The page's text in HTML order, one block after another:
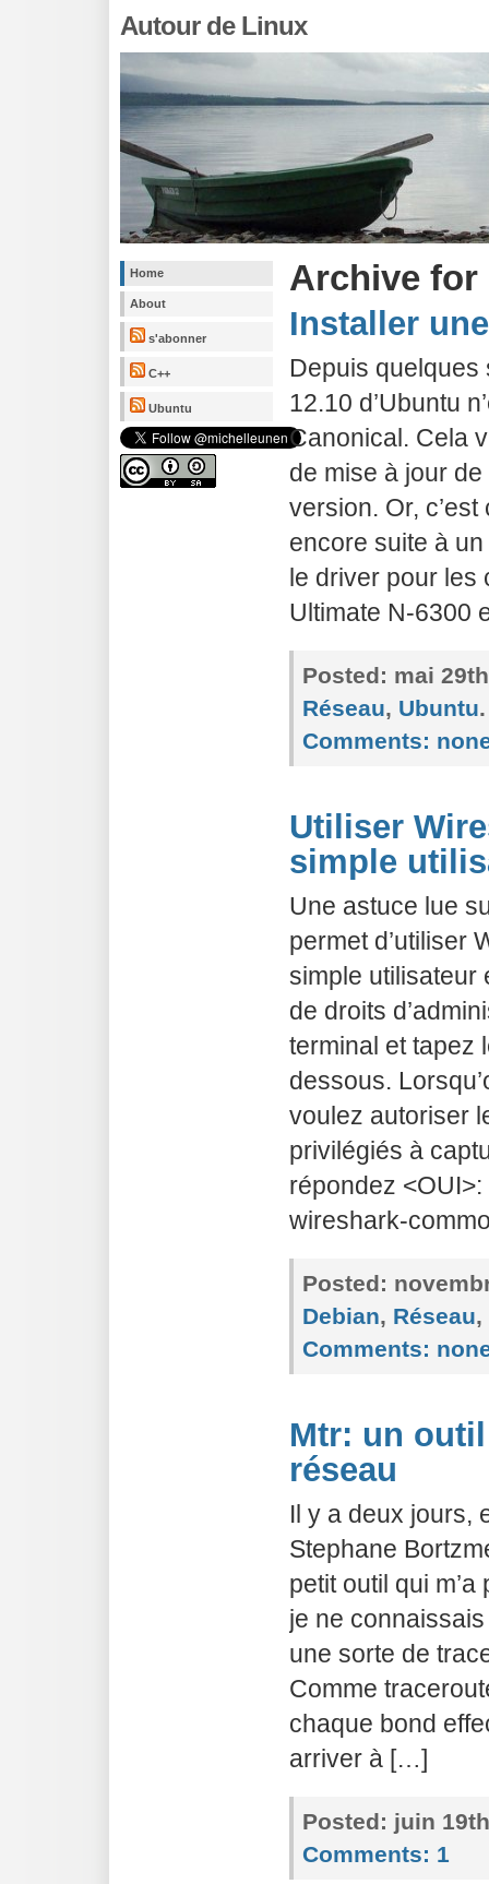
Autour de Linux
Home
About
s'abonner
C++
Ubuntu
Archive for
Installer
Depuis
12.10 d’Ubuntu
Canonical. Cela
de mise à jour
version. Or, c’est
encore suite à
le driver pour les
Ultimate N-6300
Posted: mai
Réseau, Ubuntu.
Comments:
Utiliser
simple
Une astuce lue
permet d’utiliser
simple utilisateur
de droits
terminal et tapez
dessous.
voulez autoriser
privilégiés à
répondez
wireshark-
Posted:
Debian, Réseau,
Comments:
Mtr: un
réseau
Il y a deux jours,
Stephane
petit outil qui
je ne
une sorte de
Comme
chaque bond
arriver à […]
Posted: juin
Comments: 1